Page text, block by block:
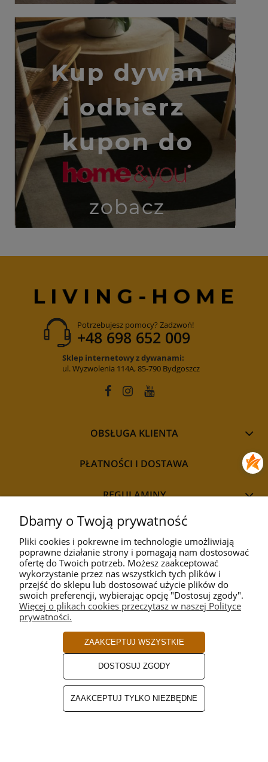
Potrzebujesz pomocy? Zadzwoń!
+48 698 652 009
Sklep internetowy z dywanami:
ul. Wyzwolenia 114A, 85-790 Bydgoszcz
OBSŁUGA KLIENTA
PŁATNOŚCI I DOSTAWA
REGULAMINY
STYL
PRZEZNACZENIE
PRODUCENCI
Dbamy o Twoją prywatność
Pliki cookies i pokrewne im technologie umożliwiają
poprawne działanie strony i pomagają nam dostosować
ofertę do Twoich potrzeb. Możesz zaakceptować
wykorzystanie przez nas wszystkich tych plików i
przejść do sklepu lub dostosować użycie plików do
swoich preferencji, wybierając opcję "Dostosuj zgody".
Więcej o plikach cookies przeczytasz w naszej Polityce
prywatności.
ZAAKCEPTUJ TYLKO NIEZBĘDNE
DOSTOSUJ ZGODY
ZAAKCEPTUJ WSZYSTKIE